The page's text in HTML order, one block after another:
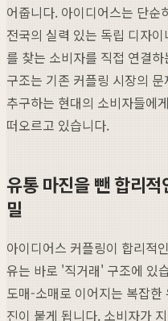
어줍니다. 아이디어스는 단
전국의 실력 있는 독립 디자
를 찾는 소비자를 직접 연결
구조는 기존 커플링 시장의
추구하는 현대의 소비자들에
떠오르고 있습니다.
유통 마진을 뺀 합리
밀
아이디어스 커플링이 합리적
유는 바로 '직거래' 구조에 있
도매-소매로 이어지는 복잡
진이 붙게 됩니다. 소비자가